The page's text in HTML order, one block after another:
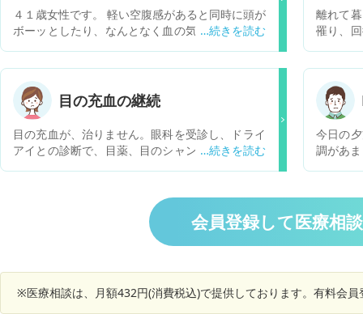
４１歳女性です。 軽い空腹感があると同時に頭が
ボーッとしたり、なんとなく血の気が引くような
は糖尿病治療中の人しか出ない症状とも聞き、私
の夫が１型糖尿病でしょっちゅう低血糖になって
いるのを見るのですが、その姿と私の症状とは明
らかに違う感じはあります。 今日あまり水分をと
っておらず昼食を軽く済ませたためか、外出先で
少し空腹感や喉の渇きを感じると共に頭がボーッ
とする感覚がありました。気分が悪いとか何か無
を買って飲んだら次第に落ち着いてきました。 も
し低血糖の場合は何か糖分になるものを食べない
と改善しないと思うのですが、水分をとっただけ
り脱水症状によるものと思って良いでしょうか？
また、もし低血糖のような症状が出たとしてもそ
離れて
罹り、
す。点
ました
た。詳
聞かせ
目の充血の継続
目の充血が、治りません。眼科を受診し、ドライ
アイとの診断で、目薬、目のシャンプーも使用し
が酷く、目がゴロゴロする感じもします。今まで
2件病院には通いましたが、どちらもドライアイ
との診断でした。充血を治したいのですが、また
別の病院に行った方がいいのでしょうか？
今日の
調があ
6.8℃で
後お風
なって
をした
会員登録して医療相
※医療相談は、月額432円(消費税込)で提供しております。有料会